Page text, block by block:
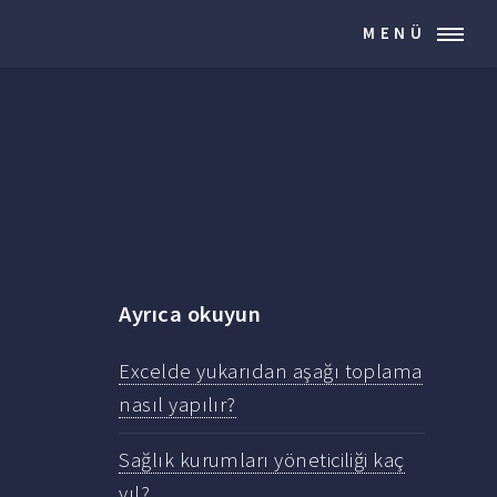
MENÜ
Ayrıca okuyun
Excelde yukarıdan aşağı toplama
nasıl yapılır?
Sağlık kurumları yöneticiliği kaç